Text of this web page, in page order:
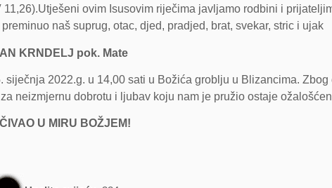
ovim Isusovim riječima javljamo rodbini i
naš suprug, otac, djed, pradjed, brat, svekar, stric i ujak
KRNDELJ pok. Mate
2022.g. u 14,00 sati u Božića groblju u Blizancima.
neizmjernu dobrotu i ljubav koju nam je pružio ostaje
U MIRU BOŽJEM!